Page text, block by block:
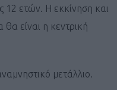
12 ετών. Η εκκίνηση και
είναι η κεντρική
μετάλλιο.